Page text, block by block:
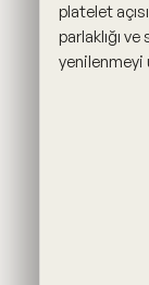
platelet
parlaklığı
yenilenmeyi